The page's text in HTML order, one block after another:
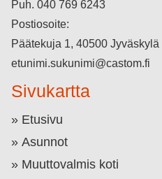
Puh. 040 769 6243
Postiosoite:
Päätekuja 1, 40500 Jyväskylä
etunimi.sukunimi@castom.fi
Sivukartta
Etusivu
Asunnot
Muuttovalmis koti